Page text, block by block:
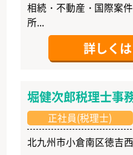
相続・不動産・国際案
所...
詳しく
堀健次郎税理士事
正社員(税理士)
北九州市小倉南区徳吉